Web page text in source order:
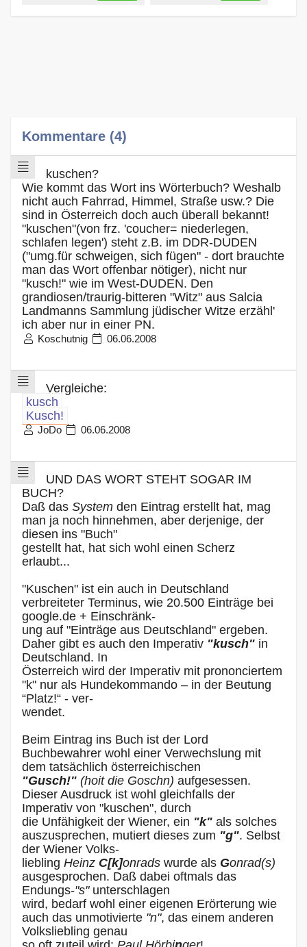
Kommentare (4)
kuschen?
Wie kommt das Wort ins Wörterbuch? Weshalb
nicht auch Fahrrad, Himmel, Straße usw.? Die
sind in Österreich doch auch überall bekannt!
"kuschen"(von frz. 'coucher= niederlegen,
schlafen legen') steht z.B. im DDR-DUDEN
("umg.für schweigen, sich fügen" - dort brauchte
man das Wort offenbar nötiger), nicht nur
"kusch!" wie im West-DUDEN. Den
grandiosen/traurig-bitteren "Witz" aus Salcia
Landmanns Sammlung jüdischer Witze erzähl'
ich aber nur in einer PN.
Koschutnig 06.06.2008
Vergleiche:
kusch
Kusch!
JoDo 06.06.2008
UND DAS WORT STEHT SOGAR IM
BUCH?
Daß das System den Eintrag erstellt hat, mag
man ja noch hinnehmen, aber derjenige, der
diesen ins "Buch"
gestellt hat, hat sich wohl einen Scherz
erlaubt...
"Kuschen" ist ein auch in Deutschland
verbreiteter Terminus, wie 20.500 Einträge bei
google.de + Einschränk-
ung auf "Einträge aus Deutschland" ergeben.
Daher gibt es auch den Imperativ "kusch" in
Deutschland. In
Österreich wird der Imperativ mit prononciertem
"k" nur als Hundekommando – in der Beutung
“Platz!“ - ver-
wendet.
Beim Eintrag ins Buch ist der Lord
Buchbewahrer wohl einer Verwechslung mit
dem tatsächlich österreichischen
"Gusch!" (hoit die Goschn) aufgesessen.
Dieser Ausdruck ist wohl gleichfalls der
Imperativ von "kuschen", durch
die Unfähigkeit der Wiener, ein "k" als solches
auszusprechen, mutiert dieses zum "g". Selbst
der Wiener Volks-
liebling Heinz C[k]onrads wurde als Gonrad(s)
ausgesprochen. Daß dabei oftmals das
Endungs-"s"unterschlagen
wird, bedarf wohl einer eigenen Erörterung wie
auch das unmotivierte "n", das einem anderen
Volksliebling genau